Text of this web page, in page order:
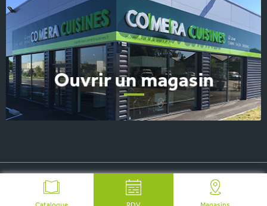
© 2026 COMERA Cuisines, tous droits réservés Plan du site
-FAQ